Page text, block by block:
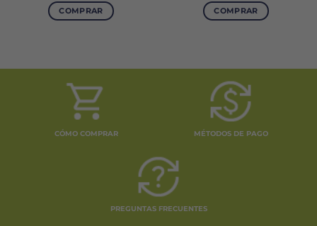
COMPRAR COMPRAR
CÓMO COMPRAR MÉTODOS DE PAGO
PREGUNTAS FRECUENTES